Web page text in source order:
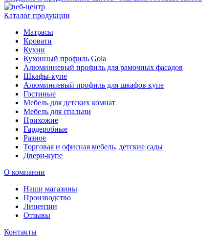
Каталог продукции
Матрасы
Кровати
Кухни
Кухонный профиль Gola
Алюминиевый профиль для рамочных фасадов
Шкафы-купе
Алюминиевый профиль для шкафов купе
Гостиные
Мебель для детских комнат
Мебель для спальни
Прихожие
Гардеробные
Разное
Торговая и офисная мебель, детские сады
Двери-купе
О компании
Наши магазины
Производство
Лицензии
Отзывы
Контакты